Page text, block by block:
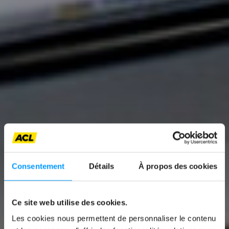
Consentement Détails À propos des cookies
Ce site web utilise des cookies.
Les cookies nous permettent de personnaliser le contenu
POLESTAR 4 PACK